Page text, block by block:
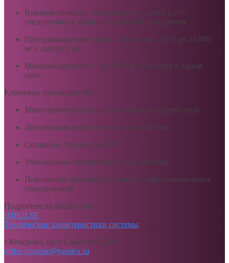
Высокая точность срабатывания – всего 0,1%
отклонения от заданного времени замедления
Программируемое время замедления – от 0 до 25 000
мс с шагом 1 мс
Масштабируемость – до 3000 детонаторов в одной
сети
Ключевые преимущества
Многоуровневая защита от внешних воздействий
Двухэтапная диагностика взрывной сети
Снижение стоимости БВР
Уменьшение сейсмического воздействия
Повышение производительности горно-выемочного
оборудования
Подробнее на нашем сайте:
IMPULSE
Технические характеристики системы
г.Кемерово, пр-т Советский, 60а
office.impulse@yandex.ru